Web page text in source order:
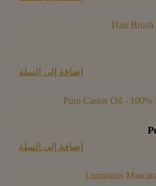
إضافة إلى السلة
إضافة إلى السلة